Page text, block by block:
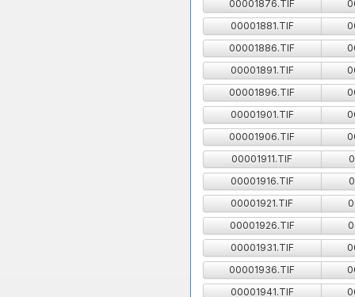
00001876.TIF
00001881.TIF
00001886.TIF
00001891.TIF
00001896.TIF
00001901.TIF
00001906.TIF
00001911.TIF
00001916.TIF
00001921.TIF
00001926.TIF
00001931.TIF
00001936.TIF
00001941.TIF